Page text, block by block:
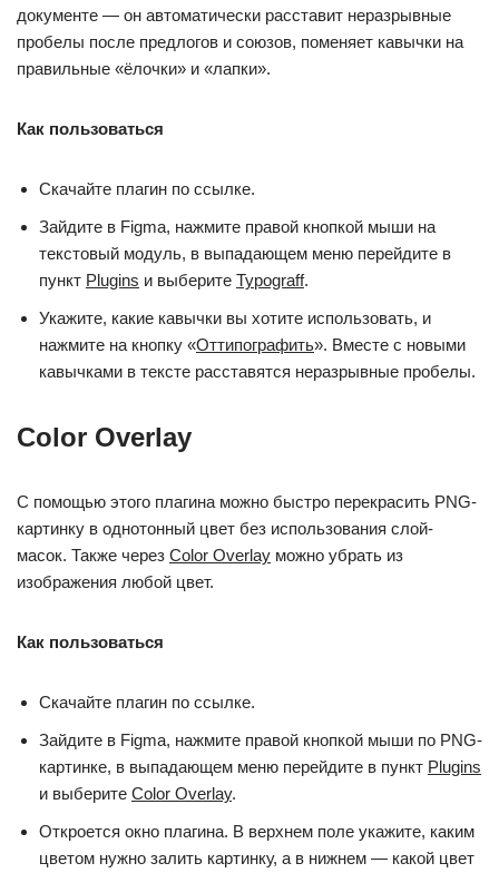
документе — он автоматически расставит неразрывные
пробелы после предлогов и союзов, поменяет кавычки на
правильные «ёлочки» и «лапки».
Как пользоваться
Скачайте плагин по ссылке.
Зайдите в Figma, нажмите правой кнопкой мыши на
текстовый модуль, в выпадающем меню перейдите в
пункт Plugins и выберите Typograff.
Укажите, какие кавычки вы хотите использовать, и
нажмите на кнопку «Оттипографить». Вместе с новыми
кавычками в тексте расставятся неразрывные пробелы.
Color Overlay
С помощью этого плагина можно быстро перекрасить PNG-
картинку в однотонный цвет без использования слой-
масок. Также через Color Overlay можно убрать из
изображения любой цвет.
Как пользоваться
Скачайте плагин по ссылке.
Зайдите в Figma, нажмите правой кнопкой мыши по PNG-
картинке, в выпадающем меню перейдите в пункт Plugins
и выберите Color Overlay.
Откроется окно плагина. В верхнем поле укажите, каким
цветом нужно залить картинку, а в нижнем — какой цвет